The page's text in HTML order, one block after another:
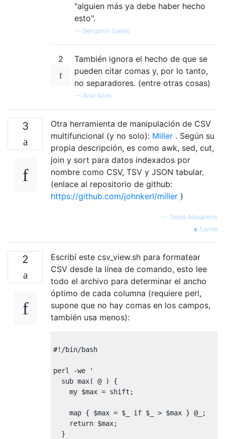
"alguien más ya debe haber hecho
esto".
— Benjamin Oakes
2
También ignora el hecho de que se
pueden citar comas y, por lo tanto,
no separadores. (entre otras cosas)
— Ariel Allon
3
Otra herramienta de manipulación de CSV
multifuncional (y no solo): Miller . Según su
propia descripción, es como awk, sed, cut,
join y sort para datos indexados por
nombre como CSV, TSV y JSON tabular.
(enlace al repositorio de github:
https://github.com/johnkerl/miller )
— Nikos Alexandris
fuente
2
Escribí este csv_view.sh para formatear
CSV desde la línea de comando, esto lee
todo el archivo para determinar el ancho
óptimo de cada columna (requiere perl,
supone que no hay comas en los campos,
también usa menos):
#!/bin/bash
perl -we '
  sub max( @ ) {
    my $max = shift;
    map { $max = $_ if $_ > $max } @_;
    return $max;
  }